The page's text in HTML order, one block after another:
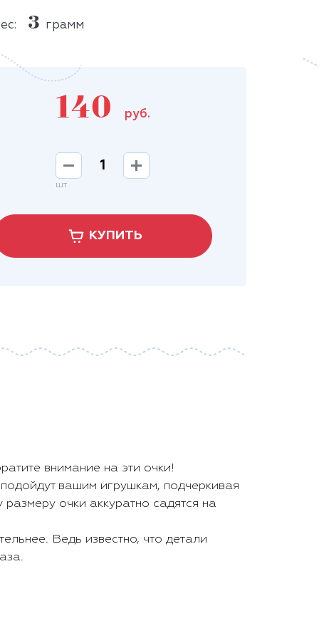
3 грамм
140 руб.
шт
КУПИТЬ
внимание на эти очки!
вашим игрушкам, подчеркивая
очки аккуратно садятся на
Ведь известно, что детали